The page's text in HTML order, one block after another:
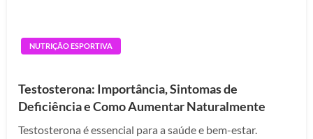
NUTRIÇÃO ESPORTIVA
Testosterona: Importância, Sintomas de
Deficiência e Como Aumentar Naturalmente
Testosterona é essencial para a saúde e bem-estar.